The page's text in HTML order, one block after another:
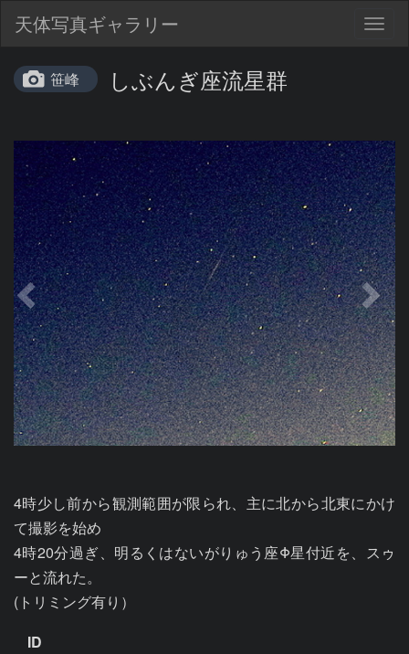
天体写真ギャラリー
笹峰 しぶんぎ座流星群
4時少し前から観測範囲が限られ、主に北から北東にかけ
て撮影を始め
4時20分過ぎ、明るくはないがりゅう座Φ星付近を、スゥ
ーと流れた。
ID